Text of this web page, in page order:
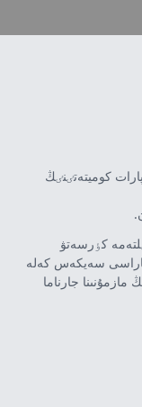
كوميتەتٸنٸڭ
كٶرسەتۋ
سەيكەس كەلە
جارناما